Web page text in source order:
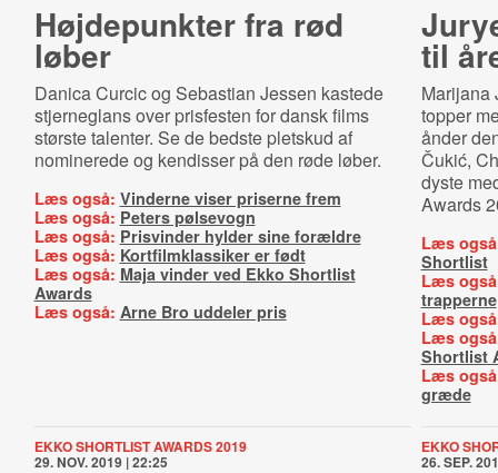
Højdepunkter fra rød
løber
Danica Curcic og Sebastian Jessen kastede
stjerneglans over prisfesten for dansk films
største talenter. Se de bedste pletskud af
nominerede og kendisser på den røde løber.
Læs også: Vinderne viser priserne frem
Læs også: Peters pølsevogn
Læs også: Prisvinder hylder sine forældre
Læs også: Kortfilmklassiker er født
Læs også: Maja vinder ved Ekko Shortlist
Awards
Læs også: Arne Bro uddeler pris
til
Marijana
topper
ånder
Čukić,
dyste
Awards
Læs
Shortlist
Læs
trapperne
Læs
Læs
Shortlist
Læs
græde
EKKO SHORTLIST AWARDS 2019
29. NOV. 2019 | 22:25
EKKO
26. SEP.